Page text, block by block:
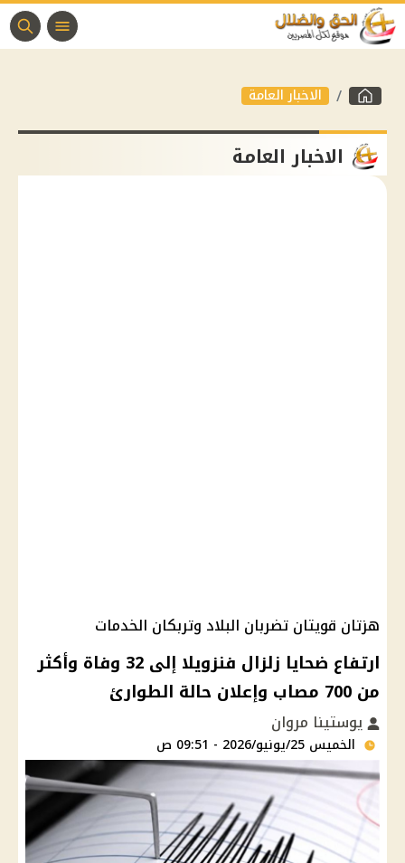
الاخبار العامة
الاخبار العامة
هزتان قويتان تضربان البلاد وتربكان الخدمات
ارتفاع ضحايا زلزال فنزويلا إلى 32 وفاة وأكثر
من 700 مصاب وإعلان حالة الطوارئ
يوستينا مروان
الخميس 25/يونيو/2026 - 09:51 ص